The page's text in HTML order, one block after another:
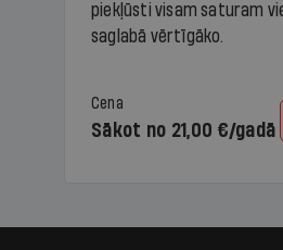
piekļūsti visam saturam
saglabā vērtīgāko.
Cena
Sākot no 21,00 €/gadā